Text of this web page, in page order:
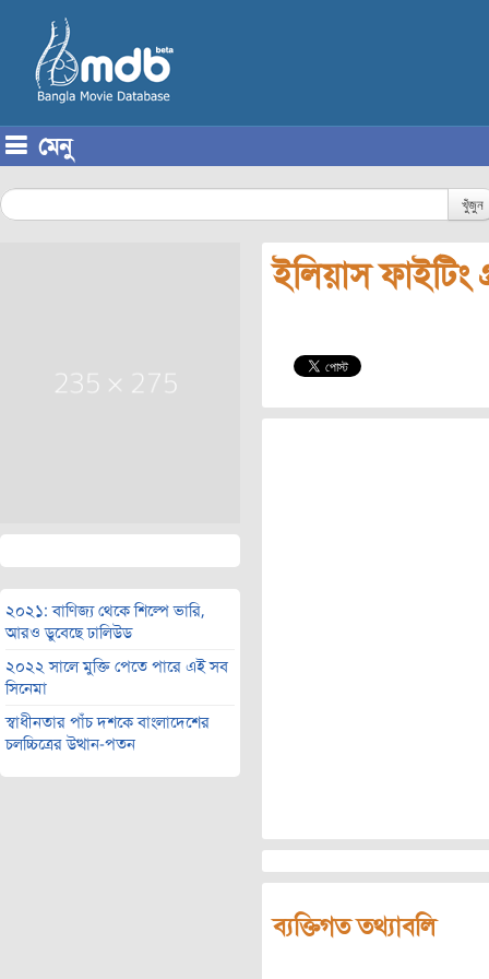
মেনু
খুঁজুন
২০২১: বাণিজ্য থেকে শিল্পে ভারি,
আরও ডুবেছে ঢালিউড
২০২২ সালে মুক্তি পেতে পারে এই সব
সিনেমা
স্বাধীনতার পাঁচ দশকে বাংলাদেশের
চলচ্চিত্রের উত্থান-পতন
ইলিয়াস ফাইটিং
ব্যক্তিগত তথ্যাবলি